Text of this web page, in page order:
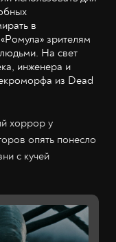
в
зрителям
На свет
инженера и
из Dead
хоррор у
опять понесло
с кучей